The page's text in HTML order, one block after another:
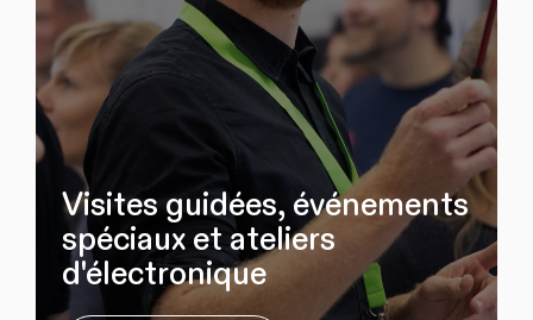
Visites guidées, événements
spéciaux et ateliers
d'électronique